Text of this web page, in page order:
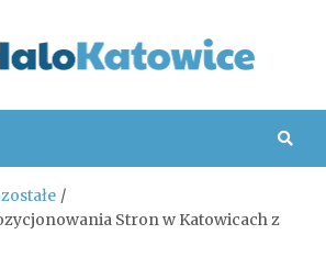
Stron w Katowicach z